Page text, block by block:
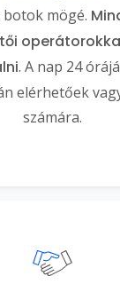
mögé.
. A nap 24
elérhetőek
számára.